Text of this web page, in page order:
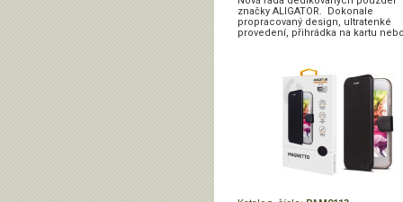
značky ALIGATOR. Dokonale
propracovaný design, ultratenké
provedení, přihrádka na kartu